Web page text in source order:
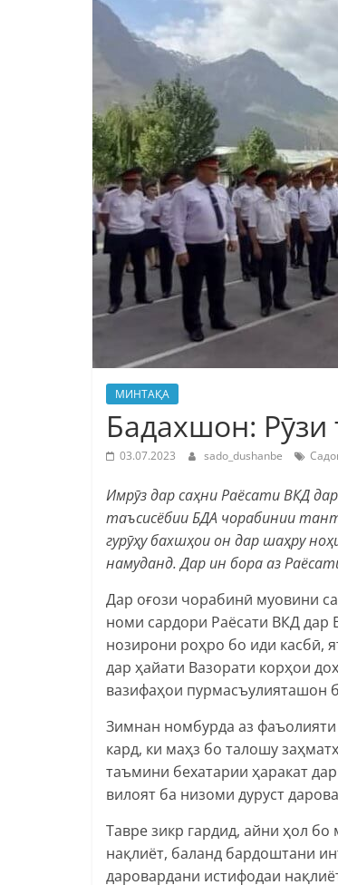
МИНТАҚА
Бадахшон: Рӯзи
03.07.2023 sado_dushanbe
Имрӯз дар саҳни Раёсати ВКД
таъсисёбии БДА чорабинии
гурӯҳу бахшҳои он дар шаҳру
намуданд. Дар ин бора аз
Дар оғози чорабинӣ муовини
номи сардори Раёсати ВКД дар
нозирони роҳро бо иди касбӣ,
дар ҳайати Вазорати корҳои
вазифаҳои пурмасъулияташон
Зимнан номбурда аз
кард, ки маҳз бо талошу
таъмини бехатарии ҳаракат
вилоят ба низоми дуруст
Тавре зикр гардид, айни ҳол
нақлиёт, баланд бардоштани
даровардани истифодаи